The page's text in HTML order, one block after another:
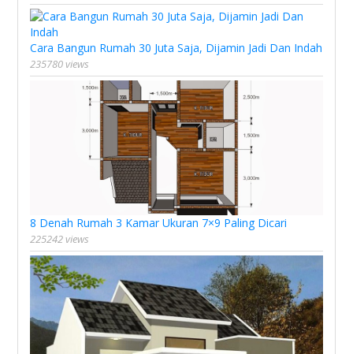
Cara Bangun Rumah 30 Juta Saja, Dijamin Jadi Dan Indah
235780 views
8 Denah Rumah 3 Kamar Ukuran 7×9 Paling Dicari
225242 views